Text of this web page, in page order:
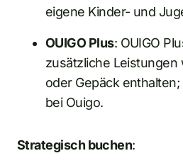
eigene Kinder- und
OUIGO Plus: OUIGO
zusätzliche Leistungen
oder Gepäck
bei Ouigo.
Strategisch buchen: